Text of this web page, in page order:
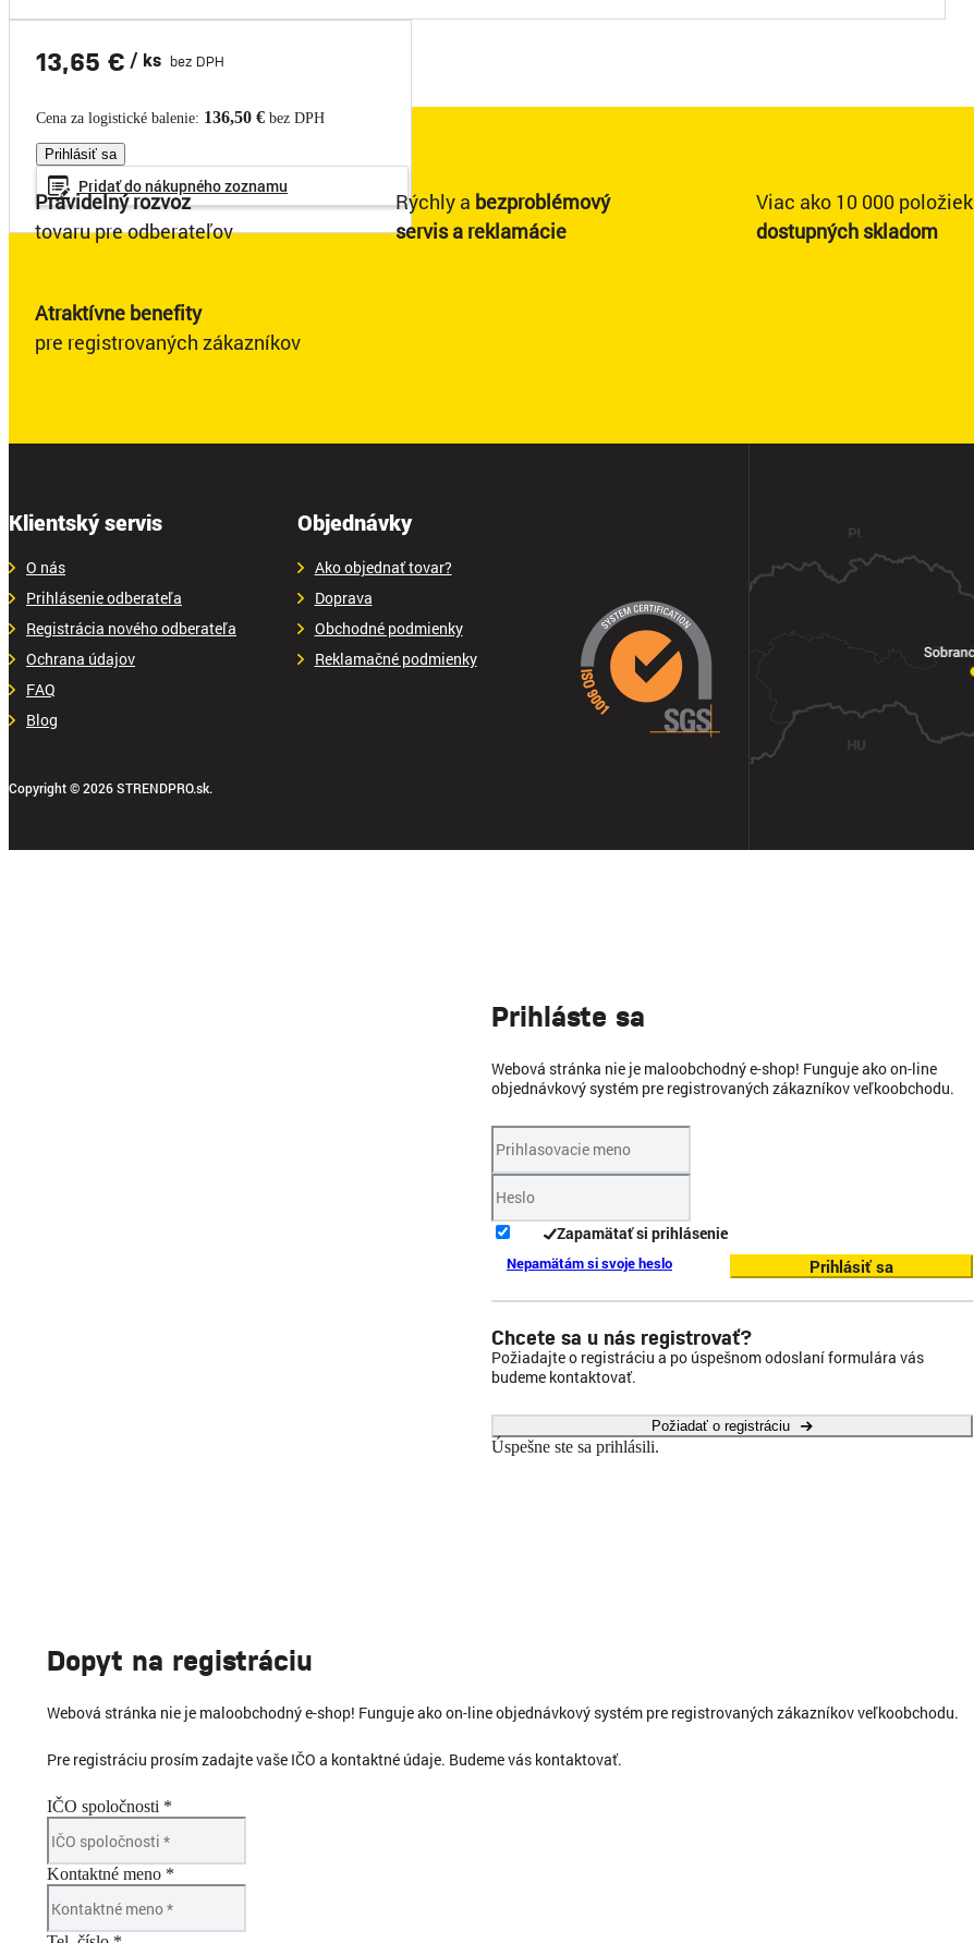
13,65 € / ks bez DPH
Cena za logistické balenie: 136,50 € bez DPH
Prihlásiť sa
Pridať donákupnéhozoznamu
Pravidelný rozvoz
tovaru pre odberateľov
Rýchly a bezproblémový
servis a reklamácie
Viac ako 10 000 položiek
dostupných skladom
Atraktívne benefity
pre registrovaných zákazníkov
Klientský servis
O nás
Prihlásenie odberateľa
Registrácia nového odberateľa
Ochrana údajov
FAQ
Blog
Objednávky
Ako objednať tovar?
Doprava
Obchodné podmienky
Reklamačné podmienky
Copyright © 2026 STRENDPRO.sk.
Prihláste sa
Webová stránka nie je maloobchodný e-shop! Funguje ako on-line
objednávkový systém pre registrovaných zákazníkov veľkoobchodu.
Zapamätať si prihlásenie
Nepamätám si svoje heslo Prihlásiť sa
Chcete sa u nás registrovať?
Požiadajte o registráciu a po úspešnom odoslaní formulára vás
budeme kontaktovať.
Požiadať o registráciu
Úspešne ste sa prihlásili.
Dopyt na registráciu
Webová stránka nie je maloobchodný e-shop! Funguje ako on-line objednávkový systém pre registrovaných zákazníkov veľkoobchodu.
Pre registráciu prosím zadajte vaše IČO a kontaktné údaje. Budeme vás kontaktovať.
IČO spoločnosti *
Kontaktné meno *